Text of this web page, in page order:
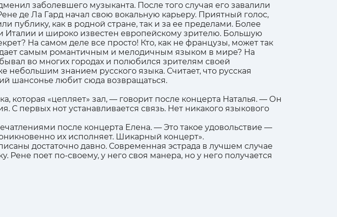
заболевшего музыканта. После того случая его завалили
де Ла Гард начал свою вокальную карьеру. Приятный голос,
публику, как в родной стране, так и за ее пределами. Более
и широко известен европейскому зрителю. Большую
На самом деле все просто! Кто, как не французы, может так
самым романтичным и мелодичным языком в мире? На
во многих городах и полюбился зрителям своей
знанием русского языка. Считает, что русская
шансонье любит сюда возвращаться.
которая «цепляет» зал, — говорит после концерта Наталья. — Он
С первых нот устанавливается связь. Нет никакого языкового
после концерта Елена. — Это такое удовольствие —
их исполняет. Шикарный концерт».
достаточно давно. Современная эстрада в лучшем случае
поет по-своему, у него своя манера, но у него получается